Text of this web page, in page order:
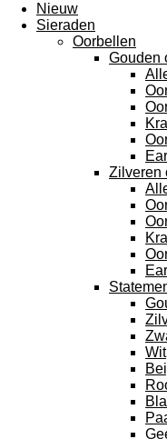
Nieuw
Sieraden
Oorbellen
Gouden
Zilveren
Wit